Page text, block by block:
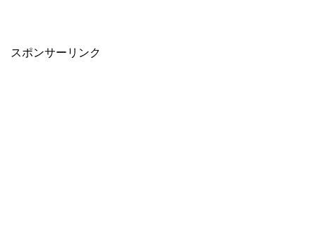
スポンサーリンク